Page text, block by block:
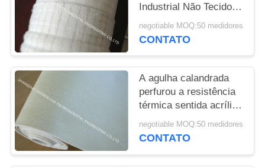
Industrial Não Tecido
de Fibra de Aramida
Nomex para Coletor de
negotiable MOQ:50 medidores
CONTATO
A agulha calandrada
perfurou a resistência
térmica sentida acrílica
da tela das folhas
negotiable MOQ:50 medidores
CONTATO